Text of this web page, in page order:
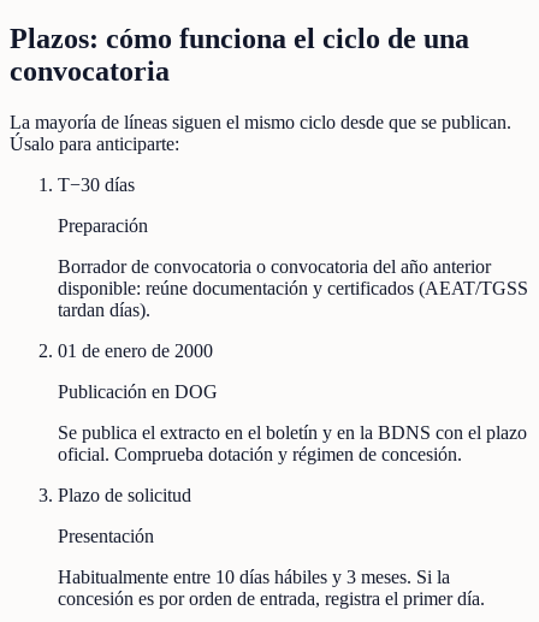
Plazos: cómo funciona el ciclo de una
convocatoria
La mayoría de líneas siguen el mismo ciclo desde que se publican.
Úsalo para anticiparte:
T−30 días
Preparación
Borrador de convocatoria o convocatoria del año anterior
disponible: reúne documentación y certificados (AEAT/TGSS
tardan días).
01 de enero de 2000
Publicación en DOG
Se publica el extracto en el boletín y en la BDNS con el plazo
oficial. Comprueba dotación y régimen de concesión.
Plazo de solicitud
Presentación
Habitualmente entre 10 días hábiles y 3 meses. Si la
concesión es por orden de entrada, registra el primer día.